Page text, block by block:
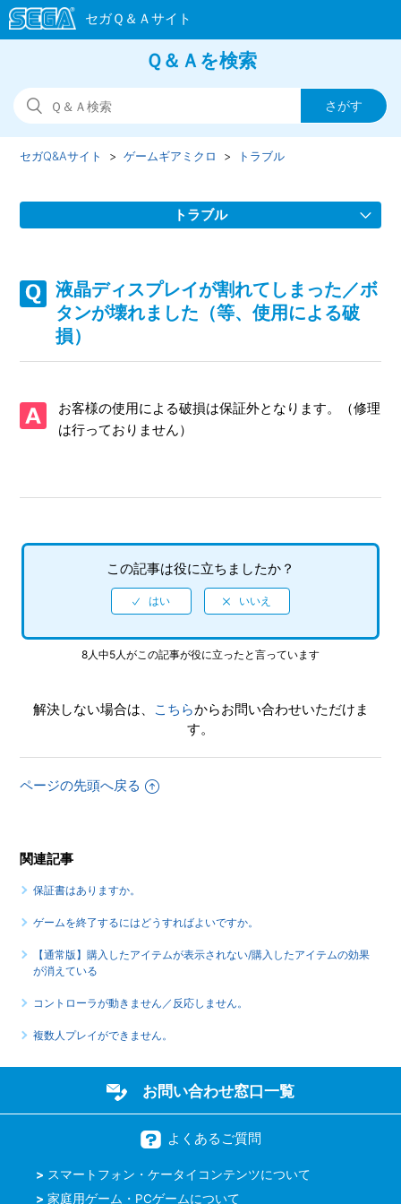
Ｑ＆Ａを検索
セガQ&Aサイト ゲームギアミクロ トラブル
トラブル
ヘッドホンから音が出ない。
い。
複数人プレイができません。
液晶ディスプレイが割れてしまった／ボ
タンが壊れました（等、使用による破
損）
お客様の使用による破損は保証外となります。（修理
は行っておりません）
この記事は役に立ちましたか？
8人中5人がこの記事が役に立ったと言っています
解決しない場合は、 こちらからお問い合わせいただけま
す。
ページの先頭へ戻る
関連記事
保証書はありますか。
ゲームを終了するにはどうすればよいですか。
【通常版】購入したアイテムが表示されない/購入したアイテムの効果
が消えている
コントローラが動きません／反応しません。
複数人プレイができません。
お問い合わせ窓口一覧
よくあるご質問
スマートフォン・ケータイコンテンツについて
家庭用ゲーム・PCゲームについて